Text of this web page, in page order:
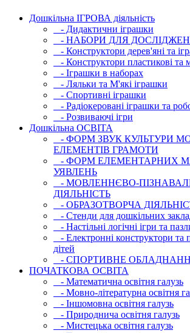
Дошкільна ІГРОВА діяльність
- Дидактични іграшки
- НАБОРИ ДЛЯ
- Конструктори дерев'яні та
- Конструктори пластикові та
- Іграшки в наборах
- Ляльки та М'які іграшки
- Спортивні іграшки
- Радіокеровані іграшки та
- Розвиваючі ігри
Дошкільна ОСВIТА
- ФОРМ ЗВУК КУЛЬТУРИ
ЕЛЕМЕНТІВ ГРАМОТИ
- ФОРМ ЕЛЕМЕНТАРНИХ
УЯВЛЕНЬ
- МОВЛЕННЄВО-
ДІЯЛЬНІСТЬ
- ОБРАЗОТВОРЧА
- Стенди для дошкільних
- Настільні логічні ігри та
- Електронні конструктори та
дітей
- СПОРТИВНЕ
ПОЧАТКОВА ОСВIТА
- Математична освітня галузь
- Мовно-літературна освітня
- Iншомовна освітня галузь
- Природнича освітня галузь
- Мистецька освітня галузь